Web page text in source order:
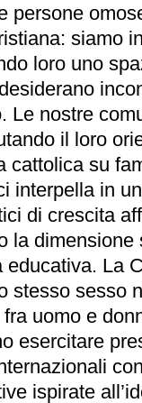
persone
siamo
loro uno
Le nostre
il loro
cattolica su
interpella in
di crescita
la
educativa. La
stesso sesso
uomo e
esercitare
ispirate